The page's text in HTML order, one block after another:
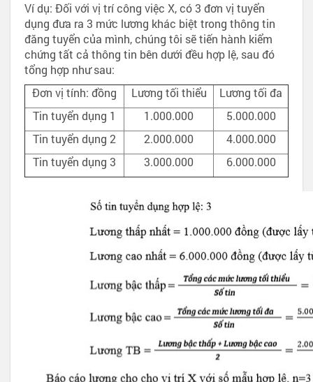
Ví dụ: Đối với vị trí công việc X, có 3 đơn vị tuyển
dụng đưa ra 3 mức lương khác biệt trong thông tin
đăng tuyển của mình, chúng tôi sẽ tiến hành kiểm
chứng tất cả thông tin bên dưới đều hợp lệ, sau đó
tổng hợp như sau:
Đơn vị tính: đồng
Lương tối thiểu
Lương tối đa
Tin tuyển dụng 1
1.000.000
5.000.000
Tin tuyển dụng 2
2.000.000
4.000.000
Tin tuyển dụng 3
3.000.000 6.000.000